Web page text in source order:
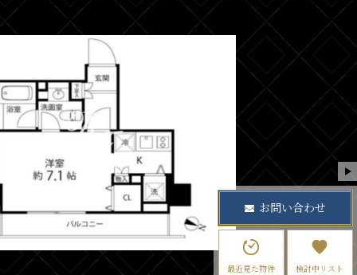
お問い合わせ
最近見た物件 検討中リスト